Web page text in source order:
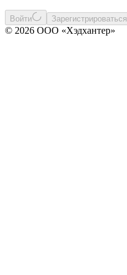
Войти Зарегистрироваться
© 2026 ООО «Хэдхантер»